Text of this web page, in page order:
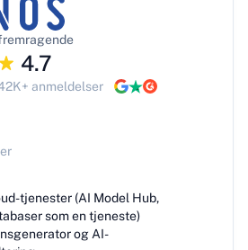
4.7
anmeldelser
tjenester (AI Model Hub,
som en tjeneste)
og AI-